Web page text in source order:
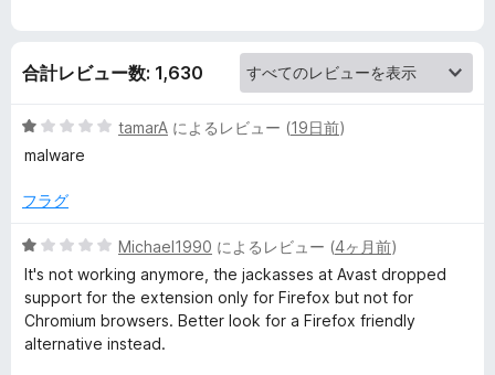
n
e
e
c
u
5
評
合計レビュー数: 1,630
5
段
中
の
評
tamarA によるレビュー (19日前)
malware
フラグ
5
段
階
中
1
Michael1990 によるレビュー (4ヶ月前)
It's not working anymore, the jackasses at Avast dropped
support for the extension only for Firefox but not for
Chromium browsers. Better look for a Firefox friendly
alternative instead.